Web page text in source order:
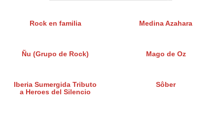
Rock en familia Medina Azahara
Ñu (Grupo de Rock) Mago de Oz
Iberia Sumergida Tributo
a Heroes del Silencio
Sôber